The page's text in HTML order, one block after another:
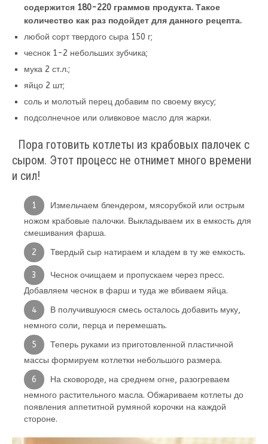
содержится 180-220 граммов продукта. Такое
количество как раз подойдет для данного рецепта.
любой сорт твердого сыра 150 г;
чеснок 1-2 небольших зубчика;
мука 2 ст.л.;
яйцо 2 шт;
соль и молотый перец добавим по своему вкусу;
подсолнечное или оливковое масло для жарки.
Пора готовить котлеты из крабовых палочек с
сыром. Этот процесс не отнимет много времени
и сил!
Измельчаем блендером, мясорубкой или острым
ножом крабовые палочки. Выкладываем их в емкость для
смешивания фарша.
Твердый сыр натираем и кладем в ту же емкость.
Чеснок очищаем и пропускаем через пресс.
Добавляем чеснок в фарш и туда же вбиваем яйца.
В получившуюся смесь осталось добавить муку,
немного соли, перца и перемешать.
Теперь руками из приготовленной пластичной
массы формируем котлетки небольшого размера.
На сковороде, на среднем огне, разогреваем
немного растительного масла. Обжариваем котлеты до
появления аппетитной румяной корочки на каждой
стороне.